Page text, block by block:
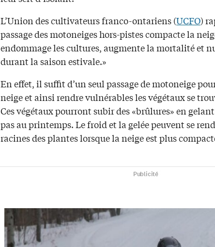
L’Union des cultivateurs franco-ontariens (UCFO)
passage des motoneiges hors-pistes compacte la
endommage les cultures, augmente la mortalité et
durant la saison estivale.»
En effet, il suffit d’un seul passage de motoneige
neige et ainsi rendre vulnérables les végétaux se
Ces végétaux pourront subir des «brûlures» en
pas au printemps. Le froid et la gelée peuvent se
racines des plantes lorsque la neige est plus
Publicité